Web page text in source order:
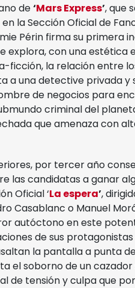
de‘Mars Express’, que
la Sección Oficial de
Périn firma su primera
explora, con una estética
ficción, la relación entre
a una detective privada y
de negocios para
criminal del
que amenaza con
por tercer año
las candidatas a ganar
Oficial ‘La espera’,
Casablanc o Manuel
autóctono en este
de sus
la pantalla a punta
el soborno de un cazador
de tensión y culpa que